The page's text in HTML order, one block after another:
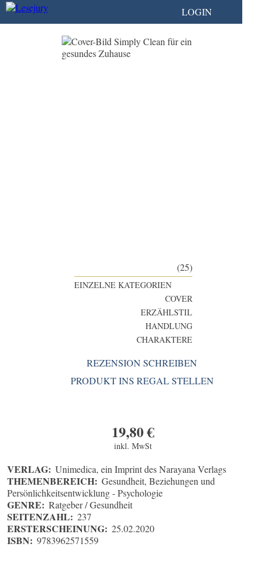
LOGIN
(25)
EINZELNE KATEGORIEN
COVER
ERZÄHLSTIL
HANDLUNG
CHARAKTERE
REZENSION SCHREIBEN
PRODUKT INS REGAL STELLEN
19,80€
inkl. MwSt
VERLAG: Unimedica, ein Imprint des Narayana Verlags
THEMENBEREICH: Gesundheit, Beziehungen und
Persönlichkeitsentwicklung - Psychologie
GENRE: Ratgeber / Gesundheit
SEITENZAHL: 237
ERSTERSCHEINUNG: 25.02.2020
ISBN: 9783962571559